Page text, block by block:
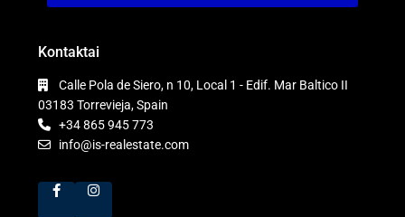
Kontaktai
Calle Pola de Siero, n 10, Local 1 - Edif. Mar Baltico II
03183 Torrevieja, Spain
+34 865 945 773
info@is-realestate.com